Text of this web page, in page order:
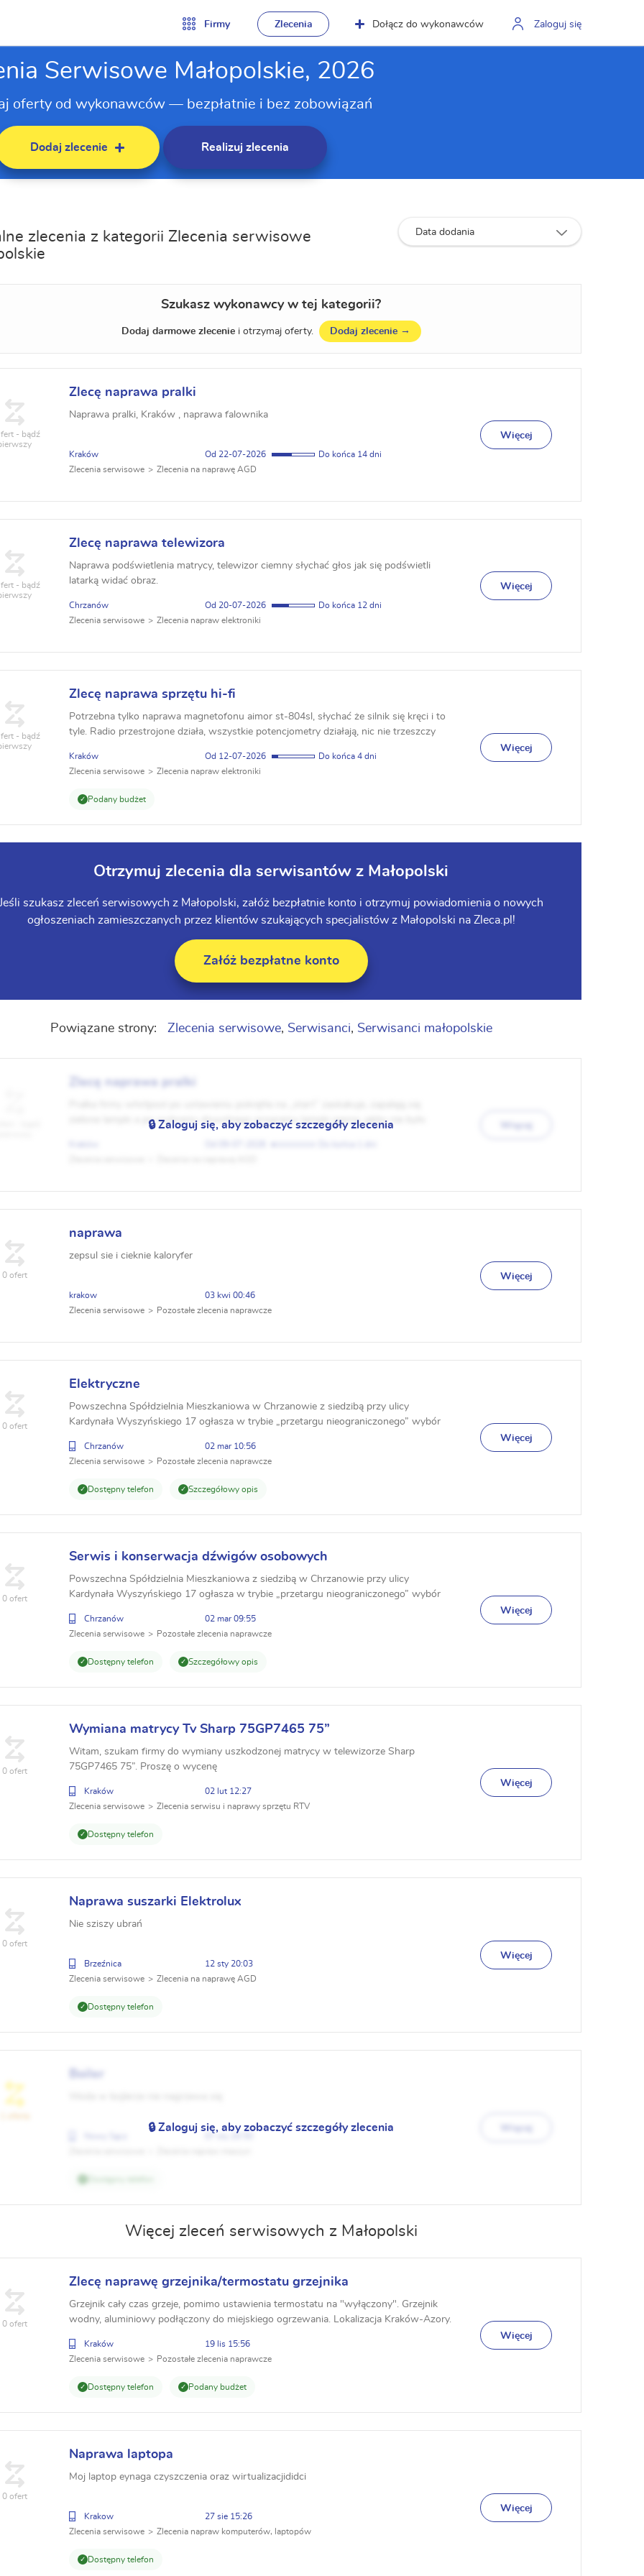
Firmy Zlecenia Dołącz do wykonawców Zaloguj się
Serwisowe Małopolskie, 2026
oferty od wykonawców — bezpłatnie i bez zobowiązań
Dodaj zlecenie Realizuj zlecenia
Data dodania
zlecenia z kategorii Zlecenia serwisowe
Szukasz wykonawcy w tej kategorii?
Dodaj darmowe zleceniei otrzymaj oferty. Dodaj zlecenie →
Zlecę naprawa pralki
Naprawa pralki, Kraków , naprawa falownika
Kraków 22-07-2026
14
Zlecenia serwisowe
Zlecenia na naprawę AGD
- bądź
Więcej
Zlecę naprawa telewizora
Naprawa podświetlenia matrycy, telewizor ciemny słychać głos jak się podświetli
latarką widać obraz.
Chrzanów 20-07-2026
12
Zlecenia serwisowe
Zlecenia napraw elektroniki
- bądź
Więcej
Zlecę naprawa sprzętu hi-fi
Potrzebna tylko naprawa magnetofonu aimor st-804sl, słychać że silnik się kręci i to
tyle. Radio przestrojone działa, wszystkie potencjometry działają, nic nie trzeszczy
Kraków 12-07-2026
4
Zlecenia serwisowe
Zlecenia napraw elektroniki
Podany budżet
- bądź
Więcej
Otrzymuj zlecenia dla serwisantów z Małopolski
szukasz zleceń serwisowych z Małopolski, załóż bezpłatnie konto i otrzymuj powiadomienia o nowych
ogłoszeniach zamieszczanych przez klientów szukających specjalistów z Małopolski na Zleca.pl!
Załóż bezpłatne konto
Powiązane strony: Zlecenia serwisowe, Serwisanci, Serwisanci małopolskie
Zlecę naprawa pralki
zielone lampki a po wybraniu dowolnego programu lampki gasną, jakby nie było
🔒 Zaloguj się, aby zobaczyć szczegóły zlecenia
naprawa
zepsul sie i cieknie kaloryfer
krakow
03 kwi 00:46
Zlecenia serwisowe
Pozostałe zlecenia naprawcze
0 ofert Więcej
Elektryczne
Powszechna Spółdzielnia Mieszkaniowa w Chrzanowie z siedzibą przy ulicy
Kardynała Wyszyńskiego 17 ogłasza w trybie „przetargu nieograniczonego” wybór
Chrzanów
02 mar 10:56
Zlecenia serwisowe
Pozostałe zlecenia naprawcze
Dostępny telefon Szczegółowy opis
0 ofert
Więcej
Serwis i konserwacja dźwigów osobowych
Powszechna Spółdzielnia Mieszkaniowa z siedzibą w Chrzanowie przy ulicy
Kardynała Wyszyńskiego 17 ogłasza w trybie „przetargu nieograniczonego” wybór
Chrzanów
02 mar 09:55
Zlecenia serwisowe
Pozostałe zlecenia naprawcze
Dostępny telefon Szczegółowy opis
0 ofert
Więcej
Wymiana matrycy Tv Sharp 75GP7465 75”
Witam, szukam firmy do wymiany uszkodzonej matrycy w telewizorze Sharp
75GP7465 75”. Proszę o wycenę
Kraków
02 lut 12:27
Zlecenia serwisowe
Zlecenia serwisu i naprawy sprzętu RTV
Dostępny telefon
0 ofert
Więcej
Naprawa suszarki Elektrolux
Nie sziszy ubrań
Brzeźnica
12 sty 20:03
Zlecenia serwisowe
Zlecenia na naprawę AGD
Dostępny telefon
0 ofert
Więcej
Boiler
07 sty 20:50
🔒 Zaloguj się, aby zobaczyć szczegóły zlecenia
Więcej zleceń serwisowych z Małopolski
Zlecę naprawę grzejnika/termostatu grzejnika
Grzejnik cały czas grzeje, pomimo ustawienia termostatu na "wyłączony". Grzejnik
wodny, aluminiowy podłączony do miejskiego ogrzewania. Lokalizacja Kraków-Azory.
Kraków
19 lis 15:56
Zlecenia serwisowe
Pozostałe zlecenia naprawcze
Dostępny telefon Podany budżet
0 ofert
Więcej
Naprawa laptopa
Moj laptop eynaga czyszczenia oraz wirtualizacjididci
Krakow
27 sie 15:26
Zlecenia serwisowe
Zlecenia napraw komputerów, laptopów
Dostępny telefon
0 ofert
Więcej